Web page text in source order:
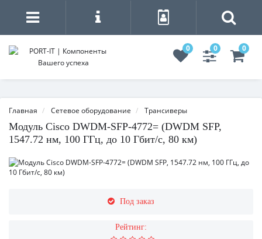
0 0 0
Главная Сетевое оборудование Трансиверы
Модуль Cisco DWDM-SFP-4772= (DWDM SFP,
1547.72 нм, 100 ГГц, до 10 Гбит/с, 80 км)
Под заказ
Рейтинг: